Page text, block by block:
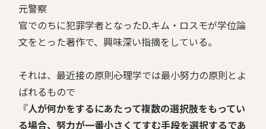
元警察
官でのちに犯罪学者となったD.キム・ロスモが学位論
文をとった著作で、興味深い指摘をしている。
それは、最近接の原則――心理学では最小努力の原則とよ
ばれるもので
『人が何かをするにあたって複数の選択肢をもってい
る場合、努力が一番小さくてすむ手段を選択するであ